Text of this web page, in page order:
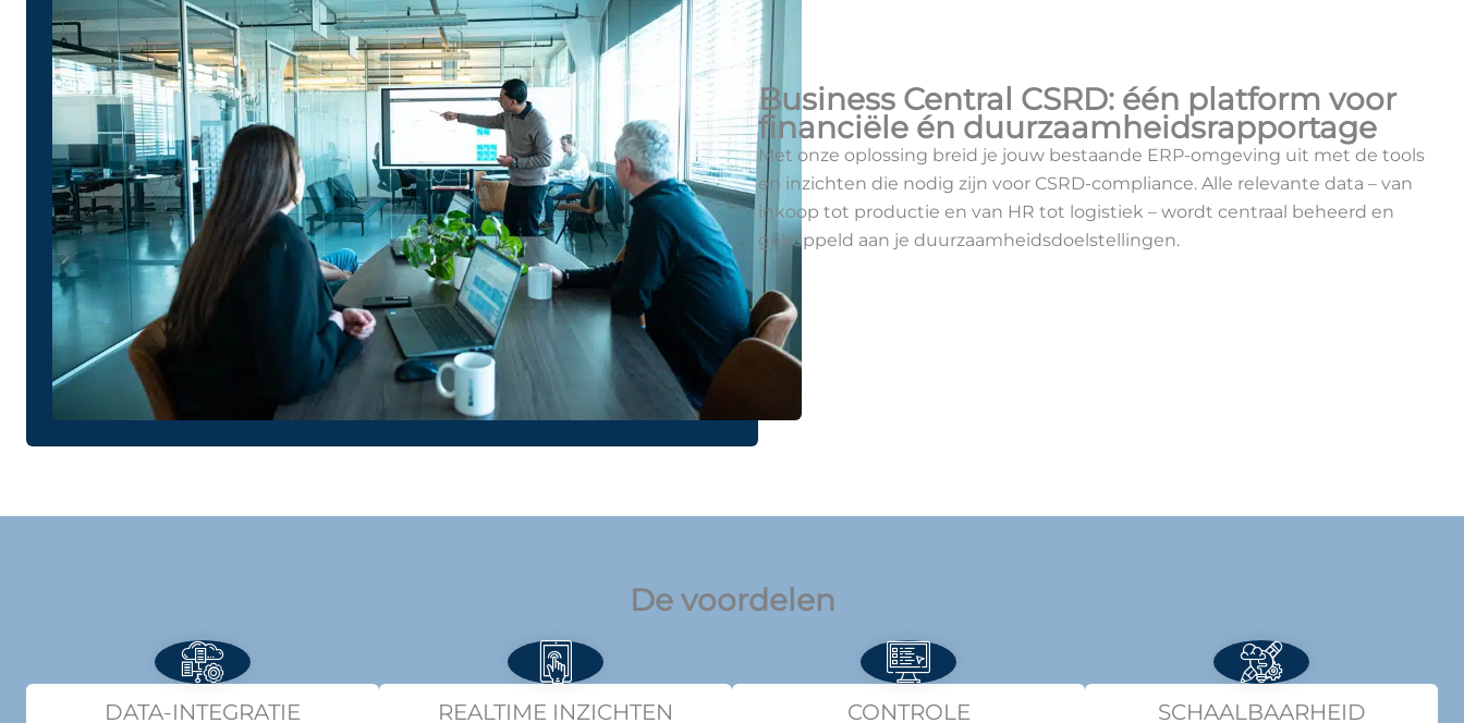
Business Central CSRD: één platform voor
financiële én duurzaamheidsrapportage
Met onze oplossing breid je jouw bestaande ERP-omgeving uit met de tools
en inzichten die nodig zijn voor CSRD-compliance. Alle relevante data – van
inkoop tot productie en van HR tot logistiek – wordt centraal beheerd en
gekoppeld aan je duurzaamheidsdoelstellingen.
De voordelen
DATA-INTEGRATIE REALTIME INZICHTEN CONTROLE SCHAALBAARHEID